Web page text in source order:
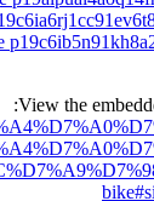
View the